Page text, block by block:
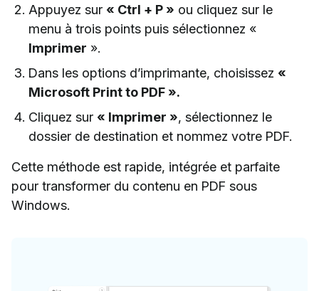
Appuyez sur « Ctrl + P » ou cliquez sur le
menu à trois points puis sélectionnez «
Imprimer ».
Dans les options d’imprimante, choisissez «
Microsoft Print to PDF ».
Cliquez sur « Imprimer », sélectionnez le
dossier de destination et nommez votre PDF.
Cette méthode est rapide, intégrée et parfaite
pour transformer du contenu en PDF sous
Windows.